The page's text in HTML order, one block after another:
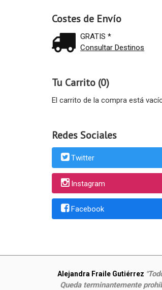
Costes de Envío
GRATIS *
Consultar Destinos
Tu Carrito (0)
El carrito de la compra está
Redes Sociales
Twitter
Instagram
Facebook
Alejandra Fraile Gutiérrez "
Queda terminantemente